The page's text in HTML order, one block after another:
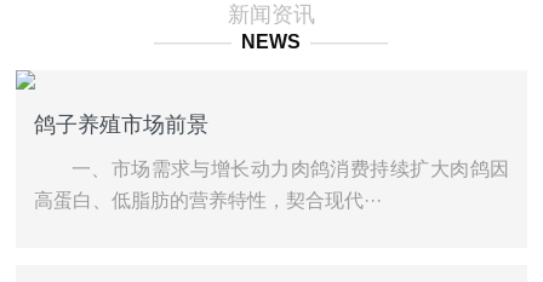
新闻资讯
———— NEWS————
鸽子养殖市场前景
一、市场需求与增长动力肉鸽消费持续扩大‌肉鸽因
高蛋白、低脂肪的营养特性，契合现代···